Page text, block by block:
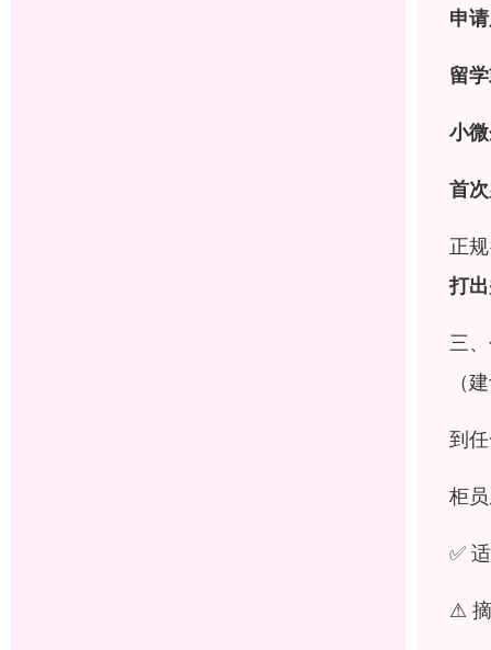
申
留
小
首
正
打
三
（
到
柜
✅
⚠